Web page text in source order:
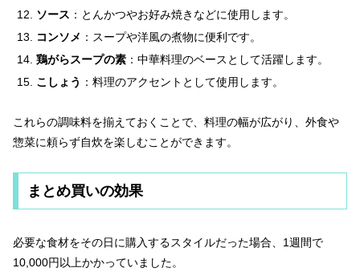
ソース ：とんかつやお好み焼きなどに使用します。
コンソメ ：スープや洋風の煮物に便利です。
鶏がらスープの素：中華料理のベースとして活躍します。
こしょう ：料理のアクセントとして使用します。
これらの調味料を揃えておくことで、料理の幅が広がり、外食や
惣菜に頼らず自炊を楽しむことができます。
まとめ買いの効果
必要な食材をその日に購入するスタイルだった場合、1週間で
10,000円以上かかっていました。